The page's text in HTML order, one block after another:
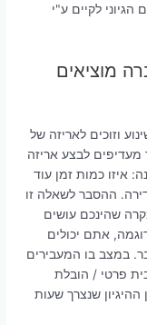
לקיים ע"י
מוציאים
וזוכים לאריזה של
מעדיפים לבצע אריזה
איזו כמות זמן עוד
ההסבר לשאלה זו
שהינכם עושים
חדרים סתם כדוגמה, אתם יכולים
מעבר. במצב בו המעבירים
פרטי / הובלת
שנצרך שעות